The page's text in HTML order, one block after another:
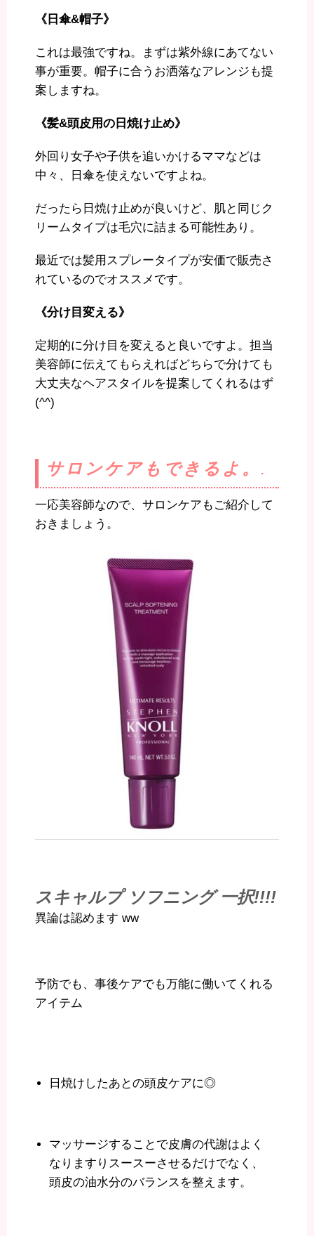
《日傘&帽子》
これは最強ですね。まずは紫外線にあてない
事が重要。帽子に合うお洒落なアレンジも提
案しますね。
《髪&頭皮用の日焼け止め》
外回り女子や子供を追いかけるママなどは
中々、日傘を使えないですよね。
だったら日焼け止めが良いけど、肌と同じク
リームタイプは毛穴に詰まる可能性あり。
最近では髪用スプレータイプが安価で販売さ
れているのでオススメです。
《分け目変える》
定期的に分け目を変えると良いですよ。担当
美容師に伝えてもらえればどちらで分けても
大丈夫なヘアスタイルを提案してくれるはず
(^^)
サロンケアもできるよ。 .
一応美容師なので、サロンケアもご紹介して
おきましょう。
スキャルプ ソフニング 一択!!!!
異論は認めます ww
予防でも、事後ケアでも万能に働いてくれる
アイテム
日焼けしたあとの頭皮ケアに◎
マッサージすることで皮膚の代謝はよく
なりますりスースーさせるだけでなく、
頭皮の油水分のバランスを整えます。